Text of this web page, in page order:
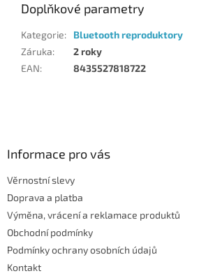
Doplňkové parametry
Kategorie:
Bluetooth reproduktory
Záruka:
2 roky
EAN: 8435527818722
Informace pro vás
Věrnostní slevy
Doprava a platba
Výměna, vrácení a reklamace produktů
Obchodní podmínky
Podmínky ochrany osobních údajů
Kontakt